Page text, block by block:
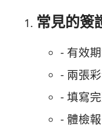
常見的簽
- 有效
- 兩張
- 填寫
- 體檢